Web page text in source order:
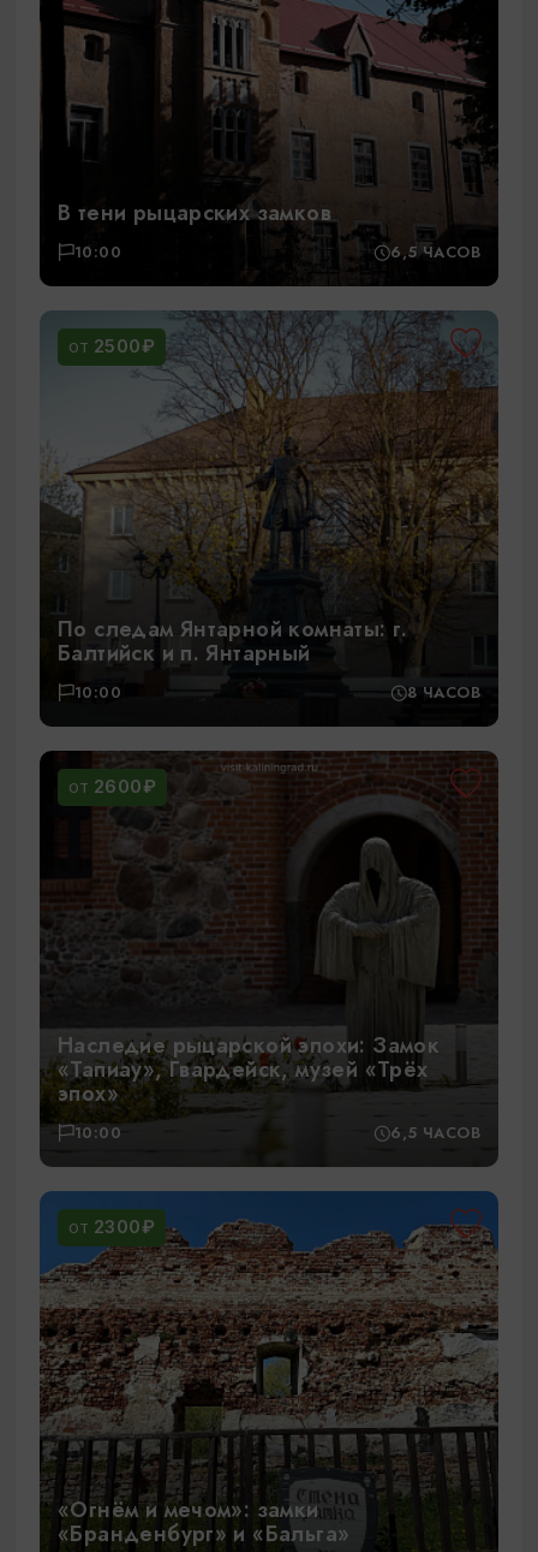
В тени рыцарских замков
10:00 6,5 ЧАСОВ
ОТ 2500₽
По следам Янтарной комнаты: г.
Балтийск и п. Янтарный
10:00 8 ЧАСОВ
ОТ 2600₽
Наследие рыцарской эпохи: Замок
«Тапиау», Гвардейск, музей «Трёх
эпох»
10:00 6,5 ЧАСОВ
ОТ 2300₽
«Огнём и мечом»: замки
«Бранденбург» и «Бальга»